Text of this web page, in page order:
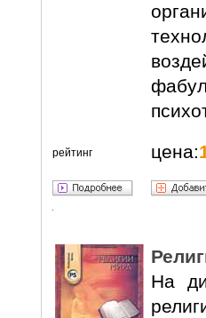
рейтинг цена:
На